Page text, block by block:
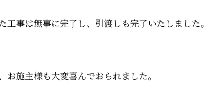
工事は無事に完了し、引渡しも完了いたしました。
施主様も大変喜んでおられました。